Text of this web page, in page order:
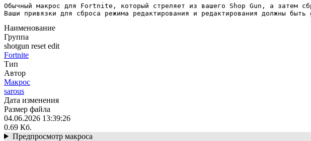
Обычный макрос для Fortnite, который стреляет из вашего Shop Gun, а затем
Ваши привязки для сброса режима редактирования и редактирования должны быть
Наименование
Группа
shotgun reset edit
Fortnite
Тип
Автор
Макрос
sarous
Дата изменения
Размер файла
04.06.2026 13:39:26
0.69 Кб.
Предпросмотр макроса